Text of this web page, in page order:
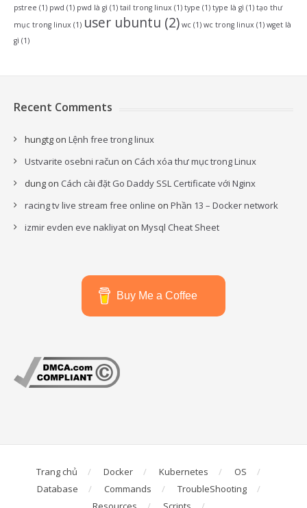
pstree (1) pwd (1) pwd là gì (1) tail trong linux (1) type (1) type là gì (1) tạo thư
mục trong linux (1) user ubuntu (2) wc (1) wc trong linux (1) wget là
gì (1)
Recent Comments
hungtg on Lệnh free trong linux
Ustvarite osebni račun on Cách xóa thư mục trong Linux
dung on Cách cài đặt Go Daddy SSL Certificate với Nginx
racing tv live stream free online on Phần 13 – Docker network
izmir evden eve nakliyat on Mysql Cheat Sheet
Buy Me a Coffee
Trang chủ Docker Kubernetes
OS
Database
Commands
TroubleShooting